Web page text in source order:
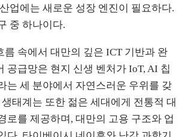
업에는 새로운 성장 엔진이 필요하다.
중 하나이다.
름 속에서 대만의 깊은 ICT 기반과 완
공급망은 현지 신생 벤처가 IoT, AI 칩
는 세 분야에서 자연스러운 우위를 갖
태계는 또한 젊은 세대에게 전통적 대
로를 제공하며, 대만의 고용 구조와 업